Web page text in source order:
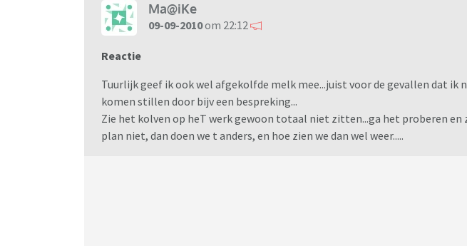
Ma@iKe
09-09-2010om 22:12
Reactie
Tuurlijk geef ik ook wel afgekolfde melk mee...juist voor de gevallen dat ik
komen stillen door bijv een bespreking...
Zie het kolven op heT werk gewoon totaal niet zitten...ga het proberen en
plan niet, dan doen we t anders, en hoe zien we dan wel weer.....